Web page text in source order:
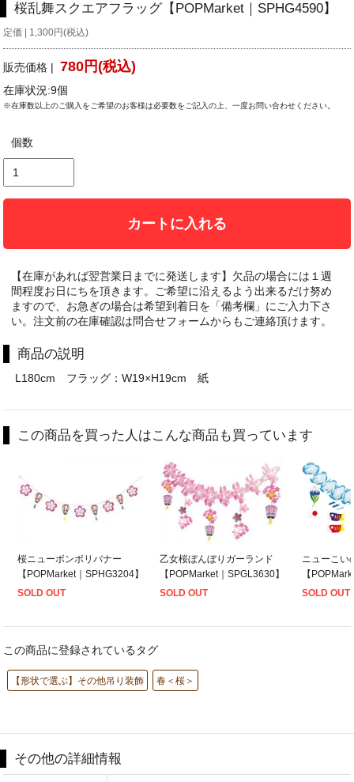
桜乱舞スクエアフラッグ【POPMarket｜SPHG4590】
定価 | 1,300円(税込)
販売価格 |780円(税込)
在庫状況:9個
※在庫数以上のご購入をご希望のお客様は必要数をご記入の上、一度お問い合わせください。
個数
カートに入れる
【在庫があれば翌営業日までに発送します】欠品の場合には１週
間程度お日にちを頂きます。ご希望に沿えるよう出来るだけ努め
ますので、お急ぎの場合は希望到着日を「備考欄」にご入力下さ
い。注文前の在庫確認は問合せフォームからもご連絡頂けます。
商品の説明
L180cm フラッグ：W19×H19cm 紙
この商品を買った人はこんな商品も買っています
桜ニューボンボリバナー
【POPMarket｜SPHG3204】
SOLD OUT
乙女桜ぼんぼりガーランド
【POPMarket｜SPGL3630】
SOLD OUT
ニューこい
【
SOLD OUT
この商品に登録されているタグ
【形状で選ぶ】その他吊り装飾 春＜桜＞
その他の詳細情報